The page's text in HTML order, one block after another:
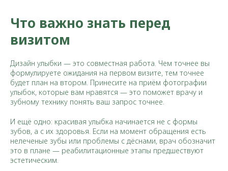
Что важно знать перед
визитом
Дизайн улыбки — это совместная работа. Чем точнее вы
формулируете ожидания на первом визите, тем точнее
будет план на втором. Принесите на приём фотографии
улыбок, которые вам нравятся — это поможет врачу и
зубному технику понять ваш запрос точнее.
И ещё одно: красивая улыбка начинается не с формы
зубов, а с их здоровья. Если на момент обращения есть
нелеченые зубы или проблемы с дёснами, врач обозначит
это в плане — реабилитационные этапы предшествуют
эстетическим.